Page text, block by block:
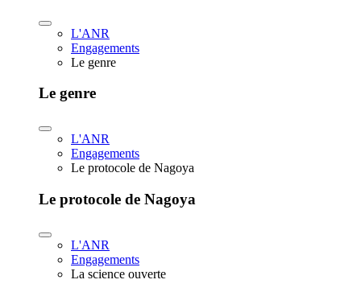
L'ANR
Engagements
Le genre
Le genre
L'ANR
Engagements
Le protocole de Nagoya
Le protocole de Nagoya
L'ANR
Engagements
La science ouverte